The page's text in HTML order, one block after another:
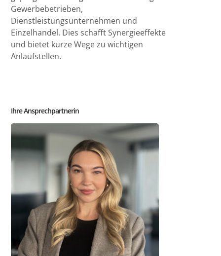
Gewerbebetrieben,
Dienstleistungsunternehmen und
Einzelhandel. Dies schafft Synergieeffekte
und bietet kurze Wege zu wichtigen
Anlaufstellen.
Ihre Ansprechpartnerin